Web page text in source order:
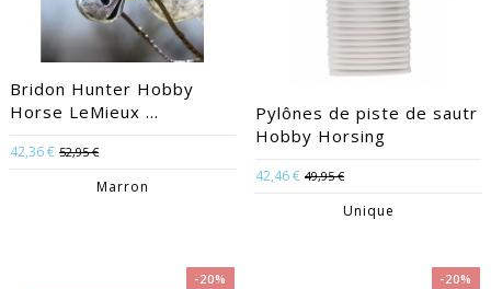
Bridon Hunter Hobby
Horse LeMieux ...
42,36 € 52,95 €
Marron
Pylônes de piste de sautr
Hobby Horsing
42,46 € 49,95 €
Unique
-20% -20%